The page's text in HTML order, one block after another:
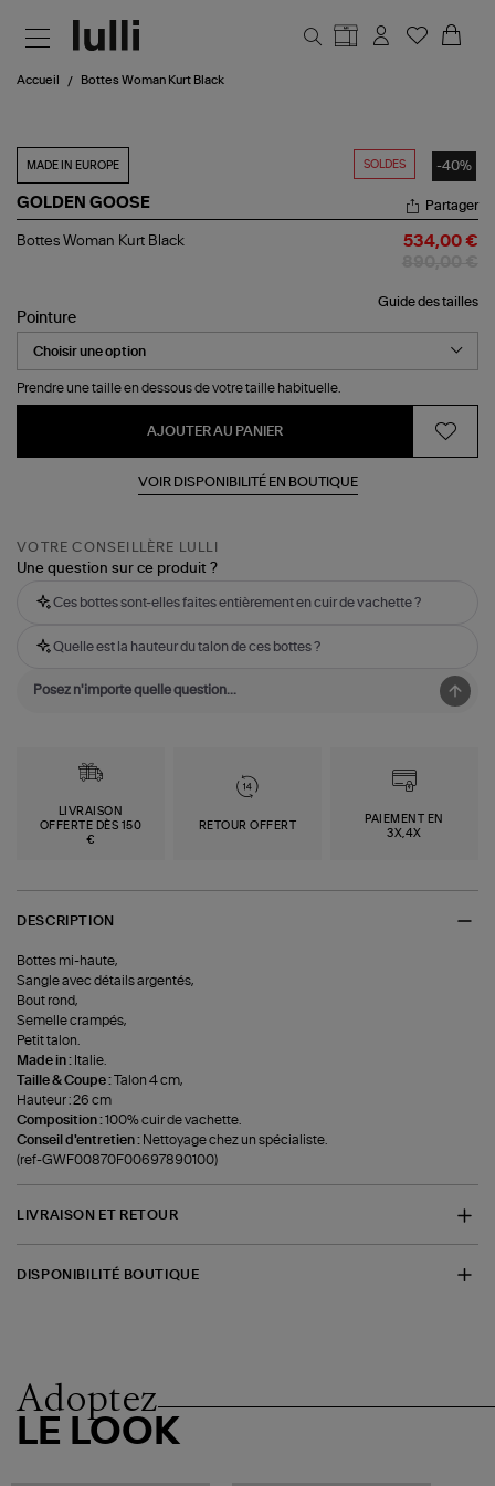
Accueil Bottes Woman Kurt Black
SOLDES -40%
MADE IN EUROPE
GOLDEN GOOSE
Bottes
Partager
Bottes Woman Kurt Black 534,00 €
Guide des tailles
Pointure
Prendre une taille en dessous de votre taille habituelle.
AJOUTER AU PANIER
VOIR DISPONIBILITÉ EN BOUTIQUE
VOTRE CONSEILLÈRE LULLI
Une question sur ce produit ?
Ces bottes sont-elles faites entièrement en cuir de vachette ?
Quelle est la hauteur du talon de ces bottes ?
LIVRAISON
OFFERTE DÈS 150
€
RETOUR OFFERT
PAIEMENT EN
3X,4X
DESCRIPTION
Bottes mi-haute,
Sangle avec détails argentés,
Bout rond,
Semelle crampés,
Petit talon.
Made in : Italie.
Taille & Coupe :
Talon 4 cm,
Hauteur : 26 cm
Composition :100% cuir de vachette.
Conseil d'entretien : Nettoyage chez un spécialiste.
(ref-GWF00870F00697890100)
LIVRAISON ET RETOUR
DISPONIBILITÉ BOUTIQUE
Adoptez
LE LOOK